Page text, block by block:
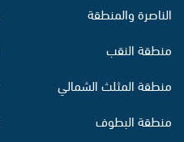
الناصرة والمنطقة
منطقة النقب
منطقة المثلث الشمالي
منطقة البطوف